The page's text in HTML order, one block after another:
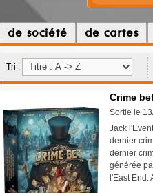
de société de cartes
Tri :
Crime
Sortie le
Jack
dernier
dernier
générée
l'East